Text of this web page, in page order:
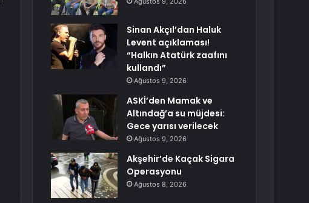
Sinan Akçıl’dan Haluk
Levent açıklaması!
“Halkın Atatürk zaafını
kullandı”
Ağustos 9, 2026
ASKİ’den Mamak ve
Altındağ’a su müjdesi:
Gece yarısı verilecek
Ağustos 9, 2026
Akşehir’de Kaçak Sigara
Operasyonu
Ağustos 8, 2026